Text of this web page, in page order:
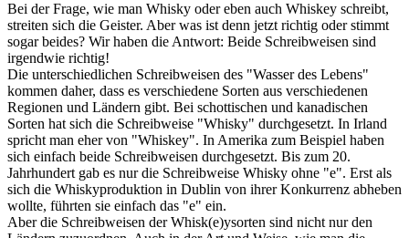
Bei der Frage, wie man Whisky oder eben auch Whiskey schreibt,
streiten sich die Geister. Aber was ist denn jetzt richtig oder stimmt
sogar beides? Wir haben die Antwort: Beide Schreibweisen sind
irgendwie richtig!
Die unterschiedlichen Schreibweisen des "Wasser des Lebens"
kommen daher, dass es verschiedene Sorten aus verschiedenen
Regionen und Ländern gibt. Bei schottischen und kanadischen
Sorten hat sich die Schreibweise "Whisky" durchgesetzt. In Irland
spricht man eher von "Whiskey". In Amerika zum Beispiel haben
sich einfach beide Schreibweisen durchgesetzt. Bis zum 20.
Jahrhundert gab es nur die Schreibweise Whisky ohne "e". Erst als
sich die Whiskyproduktion in Dublin von ihrer Konkurrenz abheben
wollte, führten sie einfach das "e" ein.
Aber die Schreibweisen der Whisk(e)ysorten sind nicht nur den